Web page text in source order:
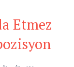
Etmez